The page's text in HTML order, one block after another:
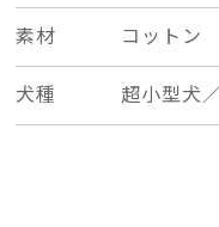
素材 コットン
犬種 超小型犬